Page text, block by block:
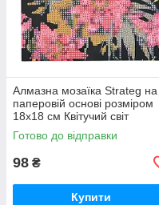
Алмазна мозаїка Strateg на
паперовій основі розміром
18х18 см Квітучий світ
екзотичної краси (JUB14393)
Готово до відправки
98 ₴
Купити